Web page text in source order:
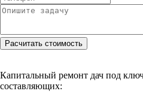
Капитальный ремонт дач под
составляющих: